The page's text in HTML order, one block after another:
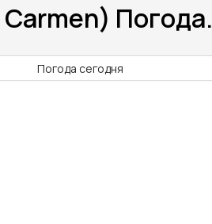
Погода.
Погода сегодня